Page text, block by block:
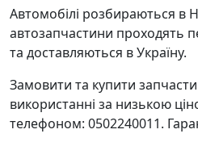
Автомобілі розбираються в
автозапчастини проходять
та доставляються в Україну.
Замовити та купити
використанні за низькою
телефоном: 0502240011.